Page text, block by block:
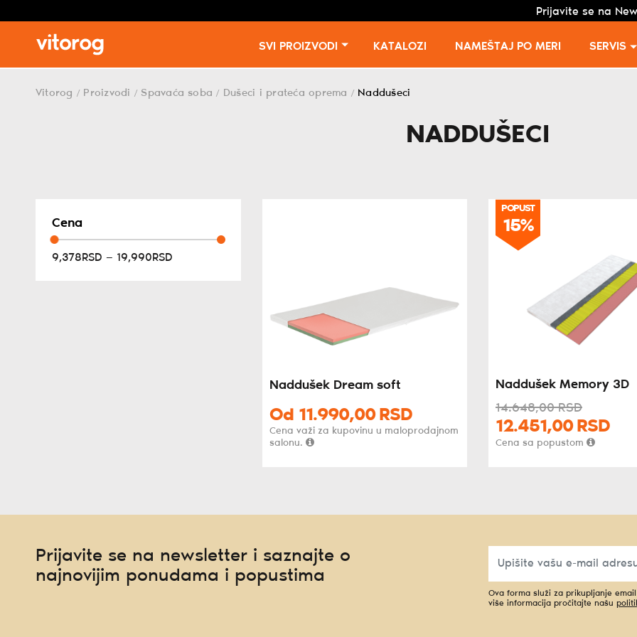
Prijavite se na
SVI PROIZVODI KATALOZI NAMEŠTAJ PO MERI SERVIS
Vitorog / Proizvodi / Spavaća soba / Dušeci i prateća oprema / Naddušeci
NADDUŠECI
Cena
9,378RSD — 19,990RSD
Naddušek Dream soft
Od 11.990,00 RSD
Cena važi za kupovinu u maloprodajnom
salonu.
POPUST
15%
Naddušek Memory 3D
14.648,00 RSD
12.451,00 RSD
Cena sa popustom
Prijavite se na newsletter i saznajte o
najnovijim ponudama i popustima
Ova forma služi za prikupljanje
više informacija pročitajte našu